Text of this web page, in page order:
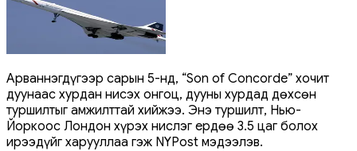
Арваннэгдүгээр сарын 5-нд, “Son of Concorde” хочит
дуунаас хурдан нисэх онгоц, дууны хурдад дөхсөн
туршилтыг амжилттай хийжээ. Энэ туршилт, Нью-
Йоркоос Лондон хүрэх нислэг ердөө 3.5 цаг болох
ирээдүйг харууллаа гэж NYPost мэдээлэв.